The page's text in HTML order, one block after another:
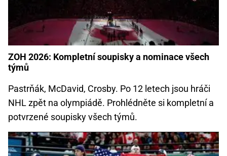
ZOH 2026: Kompletní soupisky a nominace všech
týmů
Pastrňák, McDavid, Crosby. Po 12 letech jsou hráči
NHL zpět na olympiádě. Prohlédněte si kompletní a
potvrzené soupisky všech týmů.